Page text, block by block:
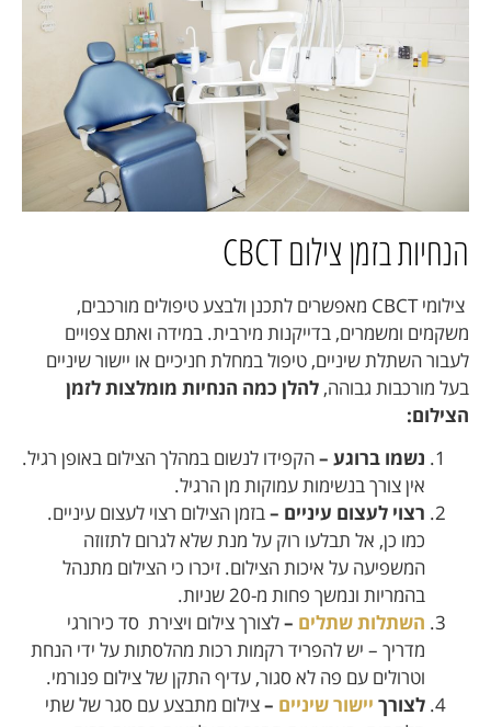
הנחיות בזמן צילום CBCT
צילומי CBCT מאפשרים לתכנן ולבצע טיפולים מורכבים,
משקמים ומשמרים, בדייקנות מירבית. במידה ואתם צפויים
לעבור השתלת שיניים, טיפול במחלת חניכיים או יישור שיניים
בעל מורכבות גבוהה, להלן כמה הנחיות מומלצות לזמן
הצילום:
נשמו ברוגע –הקפידו לנשום במהלך הצילום באופן רגיל.
אין צורך בנשימות עמוקות מן הרגיל.
רצוי לעצום עיניים –בזמן הצילום רצוי לעצום עיניים.
כמו כן, אל תבלעו רוק על מנת שלא לגרום לתזוזה
המשפיעה על איכות הצילום. זיכרו כי הצילום מתנהל
בהמריות ונמשך פחות מ-20 שניות.
השתלות שתלים –לצורך צילום ויצירת סד כירורגי
מדריך – יש להפריד רקמות רכות מהלסתות על ידי הנחת
וטרולים עם פה לא סגור, עדיף התקן של צילום פנורמי.
לצורך יישור שיניים –צילום מתבצע עם סגר של שתי